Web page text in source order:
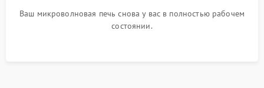
Ваш микроволновая печь снова у вас в полностью рабочем
состоянии.